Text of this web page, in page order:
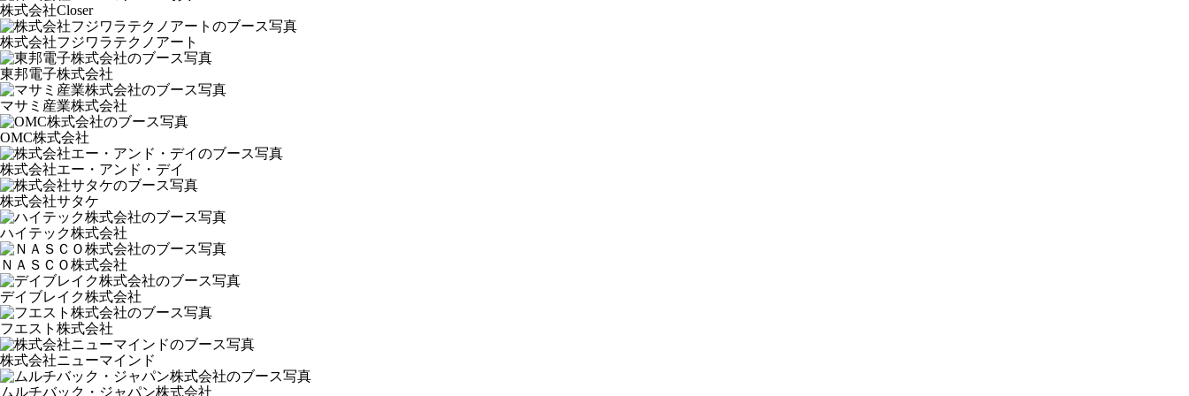
株式会社Closer
株式会社フジワラテクノアート
東邦電子株式会社
マサミ産業株式会社
OMC株式会社
株式会社エー・アンド・デイ
株式会社サタケ
ハイテック株式会社
ＮＡＳＣＯ株式会社
デイブレイク株式会社
フエスト株式会社
株式会社ニューマインド
ムルチバック・ジャパン株式会社